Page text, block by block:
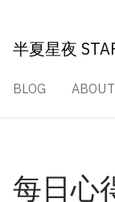
半夏星夜
BLOG ABOUT
每日心